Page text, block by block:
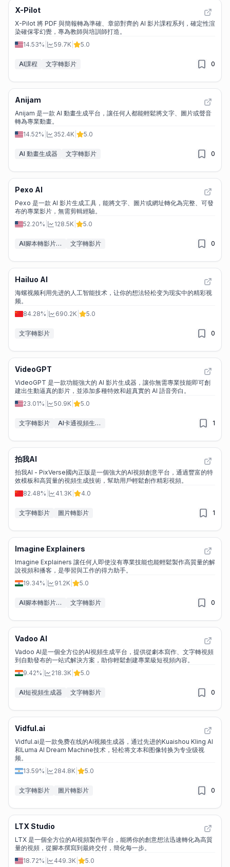
X-Pilot
X-Pilot 將 PDF 與簡報轉為準確、章節對齊的 AI 影片課程系列，確定性渲
染確保零幻覺，專為教師與培訓師打造。
14.53%
59.7K 5.0
AI課程 文字轉影片 0
Anijam
Anijam 是一款 AI 動畫生成平台，讓任何人都能輕鬆將文字、圖片或聲音
轉為專業動畫。
14.52%
352.4K 5.0
AI 動畫生成器 文字轉影片 0
Pexo AI
Pexo 是一款 AI 影片生成工具，能將文字、圖片或網址轉化為完整、可發
布的專業影片，無需剪輯經驗。
52.20%
128.5K 5.0
AI腳本轉影片工具 文字轉影片 0
Hailuo AI
海螺视频利用先进的人工智能技术，让你的想法轻松变为现实中的精彩视
频。
84.28%
690.2K 5.0
文字轉影片 0
VideoGPT
VideoGPT 是一款功能強大的 AI 影片生成器，讓你無需專業技能即可創
建出生動逼真的影片，並添加多種特效和超真實的 AI 語音旁白。
23.01%
50.9K 5.0
文字轉影片 AI卡通視頻生成器 1
拍我AI
拍我AI - PixVerse國內正版是一個強大的AI視頻創意平台，通過豐富的特
效模板和高質量的視頻生成技術，幫助用戶輕鬆創作精彩視頻。
82.48%
41.3K 4.0
文字轉影片 圖片轉影片 1
Imagine Explainers
Imagine Explainers 讓任何人即使沒有專業技能也能輕鬆製作高質量的解
說視頻和播客，是學習與工作的得力助手。
19.34%
91.2K 5.0
AI腳本轉影片工具 文字轉影片 0
Vadoo AI
Vadoo AI是一個全方位的AI視頻生成平台，提供從劇本寫作、文字轉視頻
到自動發布的一站式解決方案，助你輕鬆創建專業級短視頻內容。
9.42%
218.3K 5.0
AI短視頻生成器 文字轉影片 0
Vidful.ai
Vidful.ai是一款免费在线的AI视频生成器，通过先进的Kuaishou Kling AI
和Luma AI Dream Machine技术，轻松将文本和图像转换为专业级视
频。
13.59%
284.8K 5.0
文字轉影片 圖片轉影片 0
LTX Studio
LTX 是一個全方位的AI視頻製作平台，能將你的創意想法迅速轉化為高質
量的視頻，從腳本撰寫到最終交付，簡化每一步。
18.72%
449.3K 5.0